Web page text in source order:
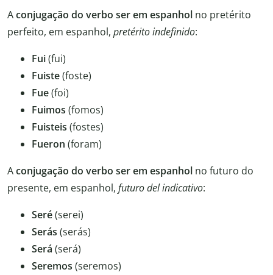
Aconjugação do verbo serem espanhol no pretérito
perfeito, em espanhol, pretérito indefinido:
Fui(fui)
Fuiste(foste)
Fue(foi)
Fuimos (fomos)
Fuisteis (fostes)
Fueron (foram)
Aconjugação do verbo serem espanhol no futuro do
presente, em espanhol, futuro del indicativo:
Seré(serei)
Serás (serás)
Será (será)
Seremos (seremos)